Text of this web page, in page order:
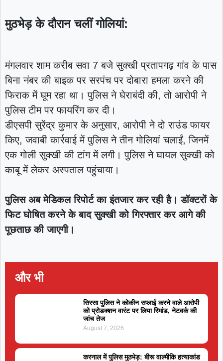
मुठभेड़ के दौरान चलीं गोलियां:
मंगलवार शाम करीब सवा 7 बजे सुक्खी प्रतापगढ़ गांव के पास
बिना नंबर की बाइक पर सरपंच पर दोबारा हमला करने की
फिराक में घूम रहा था। पुलिस ने घेराबंदी की, तो आरोपी ने
पुलिस टीम पर फायरिंग कर दी।
डीएसपी सुरेंद्र कुमार के अनुसार, आरोपी ने दो राउंड फायर
किए, जवाबी कार्रवाई में पुलिस ने तीन गोलियां चलाईं, जिनमें
एक गोली सुक्खी की टांग में लगी। पुलिस ने घायल सुक्खी को
काबू में लेकर अस्पताल पहुंचाया।
पुलिस अब मेडिकल रिपोर्ट का इंतजार कर रही है। डॉक्टरों के
फिट घोषित करने के बाद सुक्खी को गिरफ्तार कर आगे की
पूछताछ की जाएगी।
और भी
सिरसा पुलिस ने कोकीन सप्लाई करने वाले आरोपी
को प्रोडक्शन वारंट पर लिया रिमांड, नेटवर्क की
जांच तेज
August 7, 2026
करनाल में पुलिस मुठभेड़: बीरू वाल्मीकि हत्याकांड